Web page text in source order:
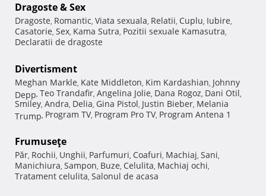
Dragoste & Sex
Dragoste, Romantic, Viata sexuala, Relatii, Cuplu, Iubire,
Casatorie, Sex, Kama Sutra, Pozitii sexuale Kamasutra,
Declaratii de dragoste
Divertisment
Meghan Markle, Kate Middleton, Kim Kardashian, Johnny
Depp, Teo Trandafir, Angelina Jolie, Dana Rogoz, Dani Otil,
Smiley, Andra, Delia, Gina Pistol, Justin Bieber, Melania
Trump, Program TV, Program Pro TV, Program Antena 1
Frumuseţe
Păr, Rochii, Unghii, Parfumuri, Coafuri, Machiaj, Sani,
Manichiura, Sampon, Buze, Celulita, Machiaj ochi,
Tratament celulita, Salonul de acasa